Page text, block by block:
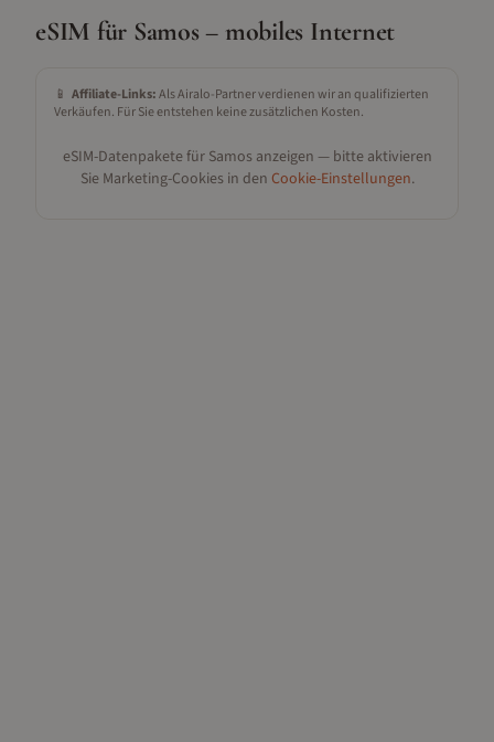
eSIM für Samos – mobiles Internet
📱 Affiliate-Links:Als Airalo-Partner verdienen wir an qualifizierten
Verkäufen. Für Sie entstehen keine zusätzlichen Kosten.
eSIM-Datenpakete für Samosanzeigen — bitte aktivieren
Sie Marketing-Cookies in den Cookie-Einstellungen.